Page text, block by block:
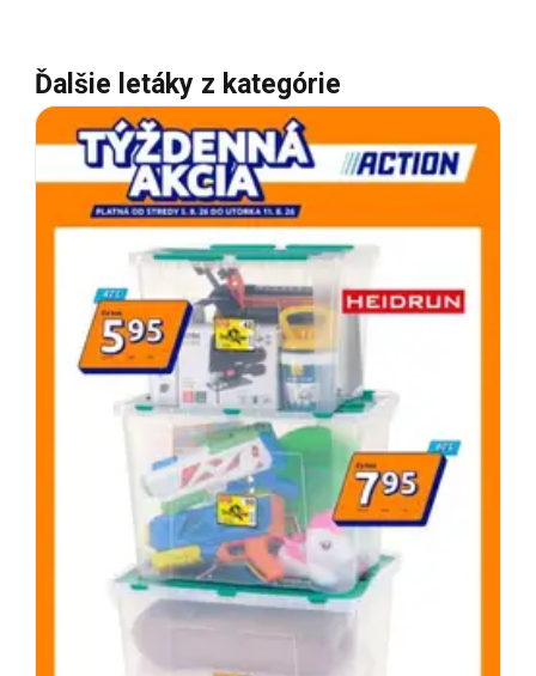
Ďalšie letáky z kategórie